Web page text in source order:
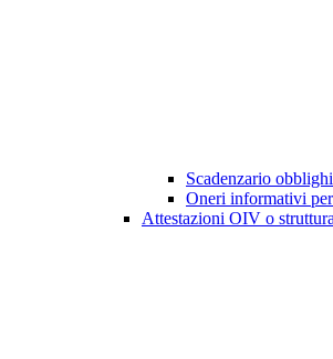
Scadenzario
Oneri informativi
Attestazioni OIV o